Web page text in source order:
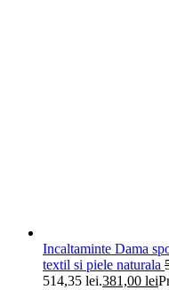
Incaltaminte Dama
textil si piele naturala
514,35 lei.381,00 lei